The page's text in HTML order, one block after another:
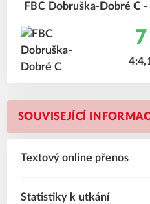
FBC Dobruška-Dobré C
SOUVISEJÍCÍ
Textový online přenos
Statistiky k utkání